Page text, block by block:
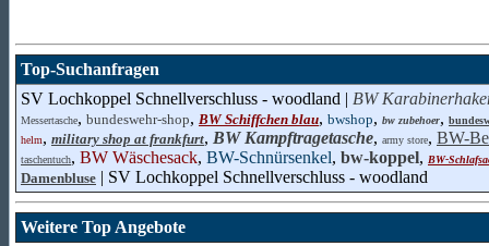
Top-Suchanfragen
SV Lochkoppel Schnellverschluss - woodland | BW
Messertasche, bundeswehr-shop, BW Schiffchen blau, bwshop, bw zubehoer,
helm, military shop at frankfurt, BW Kampftragetasche, army store, BW-
taschentuch, BW Wäschesack, BW-Schnürsenkel, bw-koppel, BW-
Damenbluse | SV Lochkoppel Schnellverschluss - woodland
Weitere Top Angebote